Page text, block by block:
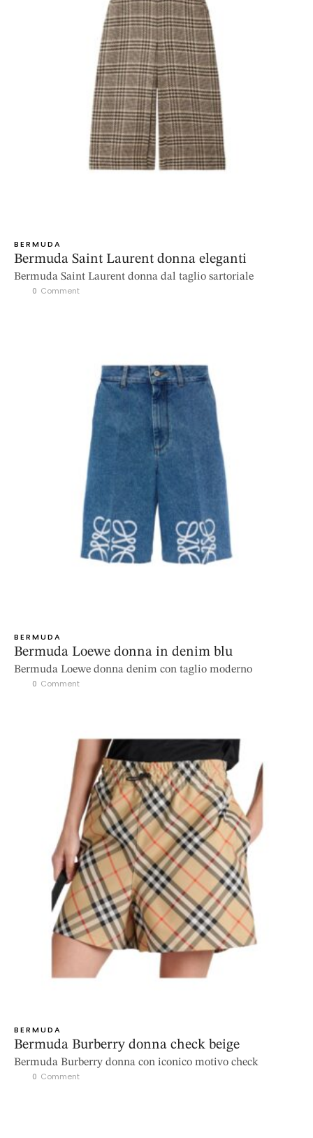
BERMUDA
Bermuda Saint Laurent donna eleganti
Bermuda Saint Laurent donna dal taglio sartoriale
0 Comment
BERMUDA
Bermuda Loewe donna in denim blu
Bermuda Loewe donna denim con taglio moderno
0 Comment
BERMUDA
Bermuda Burberry donna check beige
Bermuda Burberry donna con iconico motivo check
0 Comment